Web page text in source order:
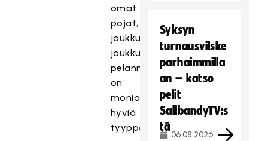
omat
pojat,
joukkuelaiset,
joukkueessa
pelanneet,
on
monia
hyviä
tyyppejä
Syksyn
turnausvilske
parhaimmilla
an – katso
pelit
SalibandyTV:s
tä
06.08.2026